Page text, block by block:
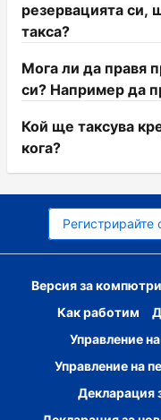
резервацията си,
такса?
Мога ли да правя
си? Например да
Кой ще таксува
кога?
Регистрирайте
Версия за
Как работим
Управление
Управление на
Декларация